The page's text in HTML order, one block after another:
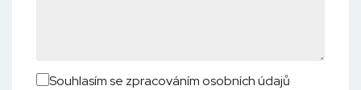
Souhlasím se zpracováním osobních údajů